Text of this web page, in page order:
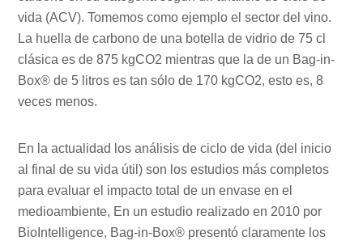
vida (ACV). Tomemos como ejemplo el sector del vino.
La huella de carbono de una botella de vidrio de 75 cl
clásica es de 875 kgCO2 mientras que la de un Bag-in-
Box® de 5 litros es tan sólo de 170 kgCO2, esto es, 8
veces menos.
En la actualidad los análisis de ciclo de vida (del inicio
al final de su vida útil) son los estudios más completos
para evaluar el impacto total de un envase en el
medioambiente, En un estudio realizado en 2010 por
BioIntelligence, Bag-in-Box® presentó claramente los